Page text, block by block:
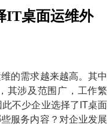
IT桌面运维外
的需求越来越高。其中
其涉及范围广，工作繁
不少企业选择了IT桌面
服务内容？对企业发展